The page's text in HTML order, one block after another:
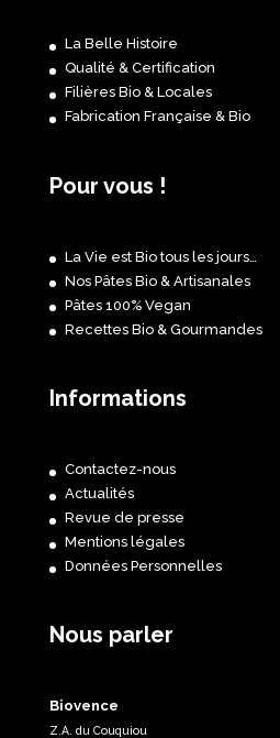
La Belle Histoire
Qualité & Certification
Filières Bio & Locales
Fabrication Française & Bio
Pour vous !
La Vie est Bio tous les jours…
Nos Pâtes Bio & Artisanales
Pâtes 100% Vegan
Recettes Bio & Gourmandes
Informations
Contactez-nous
Actualités
Revue de presse
Mentions légales
Données Personnelles
Nous parler
Biovence
Z.A. du Couquiou